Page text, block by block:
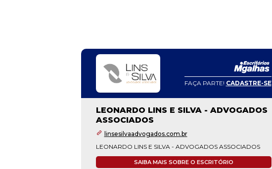
FAÇA PARTE! CADASTRE-SE
LEONARDO LINS E SILVA - ADVOGADOS
ASSOCIADOS
linsesilvaadvogados.com.br
LEONARDO LINS E SILVA - ADVOGADOS ASSOCIADOS
SAIBA MAIS SOBRE O ESCRITÓRIO